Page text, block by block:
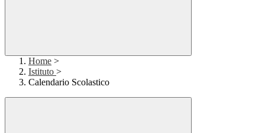
Home >
Istituto >
Calendario Scolastico